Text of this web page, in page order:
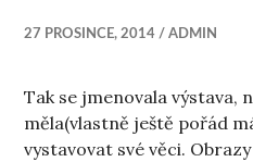
27 PROSINCE, 2014 ADMIN
Tak se jmenovala výstava,
měla(vlastně ještě pořád
vystavovat své věci.